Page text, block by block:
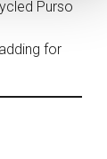
Purso
for